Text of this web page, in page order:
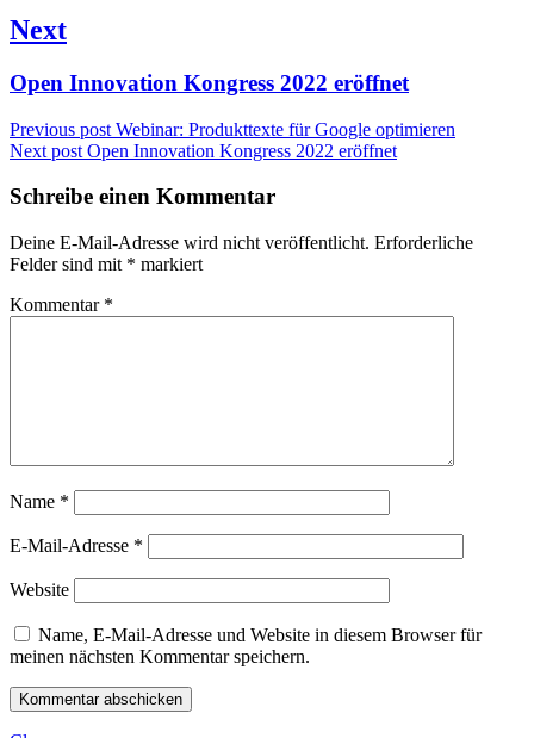
Next
Next
post:
Open Innovation Kongress 2022 eröffnet
Previous post Webinar: Produkttexte für Google optimieren
Next post Open Innovation Kongress 2022 eröffnet
Schreibe einen Kommentar
Deine E-Mail-Adresse wird nicht veröffentlicht. Erforderliche
Felder sind mit * markiert
Kommentar *
Name *
E-Mail-Adresse *
Website
Name, E-Mail-Adresse und Website in diesem Browser für
meinen nächsten Kommentar speichern.